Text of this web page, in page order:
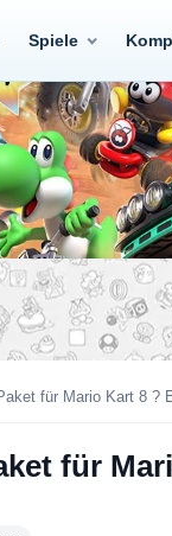
Spiele
für Mario Kart 8 ?
für